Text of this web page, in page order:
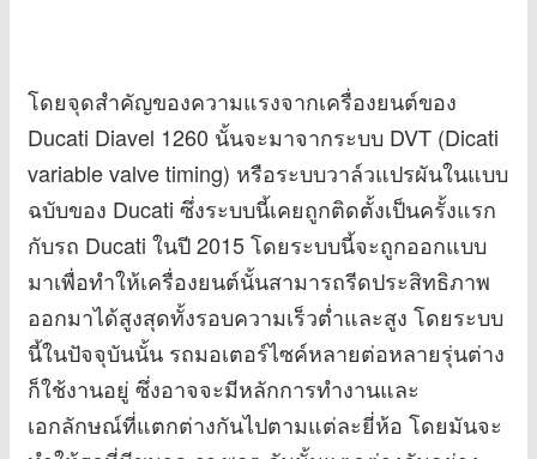
โดยจุดสำคัญของความแรงจากเครื่องยนต์ของ
Ducati Diavel 1260 นั้นจะมาจากระบบ DVT (Dicati
variable valve timing) หรือระบบวาล์วแปรผันในแบบ
ฉบับของ Ducati ซึ่งระบบนี้เคยถูกติดตั้งเป็นครั้งแรก
กับรถ Ducati ในปี 2015 โดยระบบนี้จะถูกออกแบบ
มาเพื่อทำให้เครื่องยนต์นั้นสามารถรีดประสิทธิภาพ
ออกมาได้สูงสุดทั้งรอบความเร็วต่ำและสูง โดยระบบ
นี้ในปัจจุบันนั้น รถมอเตอร์ไซค์หลายต่อหลายรุ่นต่าง
ก็ใช้งานอยู่ ซึ่งอาจจะมีหลักการทำงานและ
เอกลักษณ์ที่แตกต่างกันไปตามแต่ละยี่ห้อ โดยมันจะ